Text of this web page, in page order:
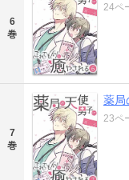
6
巻
24ペ
7
巻
薬局
23ペ